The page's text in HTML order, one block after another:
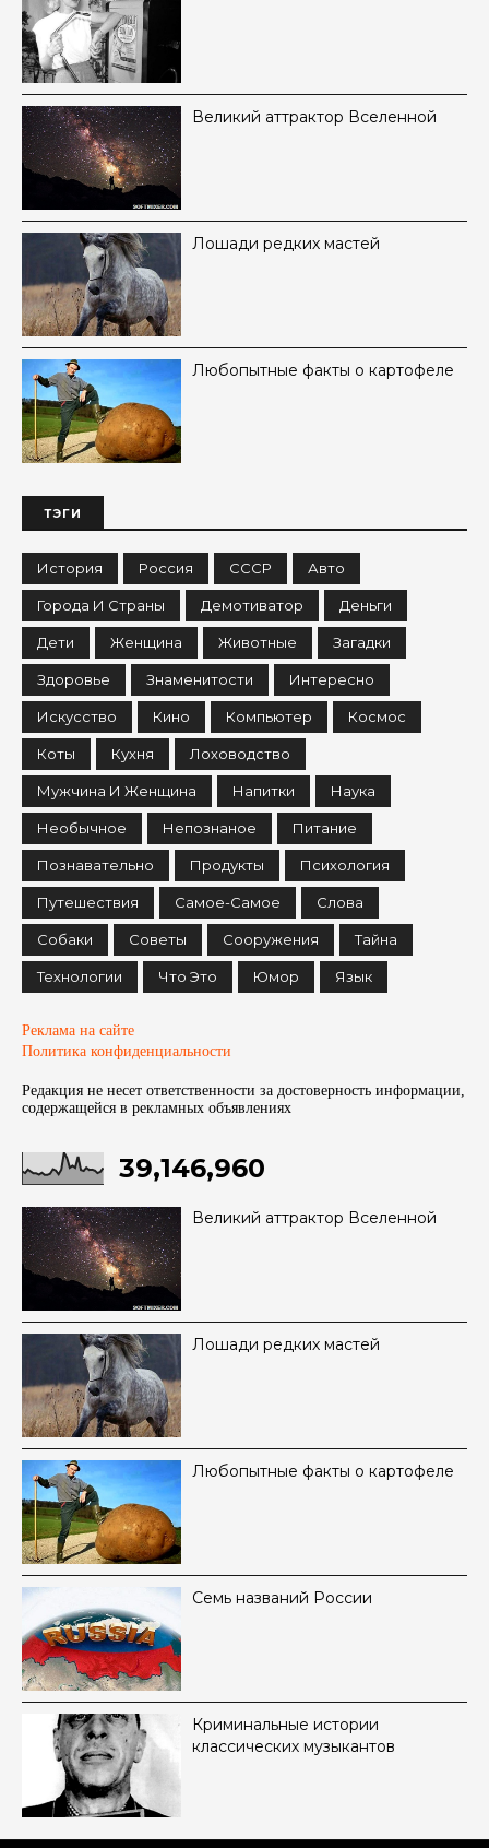
Великий аттрактор Вселенной
Лошади редких мастей
Любопытные факты о картофеле
ТЭГИ
История Россия СССР Авто
Города И Страны Демотиватор Деньги
Дети Женщина Животные Загадки
Здоровье Знаменитости Интересно
Искусство Кино Компьютер Космос
Коты Кухня Лоховодство
Мужчина И Женщина Напитки Наука
Необычное Непознаное Питание
Познавательно Продукты Психология
Путешествия Самое-Самое Слова
Собаки Советы Сооружения Тайна
Технологии Что Это Юмор Язык
Реклама на сайте
Политика конфиденциальности
Редакция не несет ответственности за достоверность информации,
содержащейся в рекламных объявленияx
39,146,960
Великий аттрактор Вселенной
Лошади редких мастей
Любопытные факты о картофеле
Семь названий России
Криминальные истории
классических музыкантов